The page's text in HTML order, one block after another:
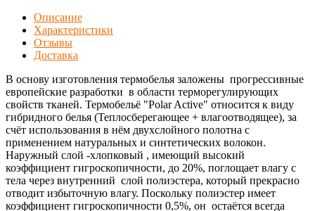
Описание
Характеристики
Отзывы
Доставка
В основу изготовления термобелья заложены прогрессивные
европейские разработки в области терморегулирующих
свойств тканей. Термобельё "Polar Active" относится к виду
гибридного белья (Теплосберегающее + влагоотводящее), за
счёт использования в нём двухслойного полотна с
применением натуральных и синтетических волокон.
Наружный слой -хлопковый , имеющий высокий
коэффициент гигроскопичности, до 20%, поглощает влагу с
тела через внутренний слой полиэстера, который прекрасно
отводит избыточную влагу. Поскольку полиэстер имеет
коэффициент гигроскопичности 0,5%, он остаётся всегда